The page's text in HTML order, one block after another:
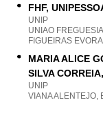
FHF,
UNIP
UNIAO
FIGUEIRAS
MARIA ALICE
SILVA
UNIP
VIANA ALENTEJO,